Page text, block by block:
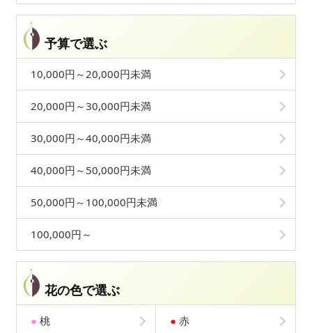
予算で選ぶ
10,000円～20,000円未満
20,000円～30,000円未満
30,000円～40,000円未満
40,000円～50,000円未満
50,000円～100,000円未満
100,000円～
花の色で選ぶ
● 桃 ● 赤